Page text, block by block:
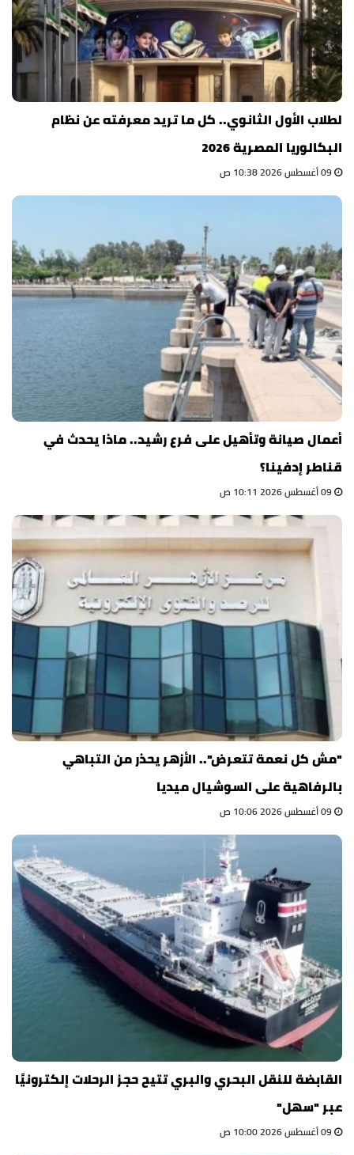
لطلاب الأول الثانوي.. كل ما تريد معرفته عن نظام
البكالوريا المصرية 2026
أعمال صيانة وتأهيل على فرع رشيد.. ماذا يحدث في
قناطر إدفينا؟
"مش كل نعمة تتعرض".. الأزهر يحذر من التباهي
بالرفاهية على السوشيال ميديا
القابضة للنقل البحري والبري تتيح حجز الرحلات إلكترونيًا
عبر "سهل"